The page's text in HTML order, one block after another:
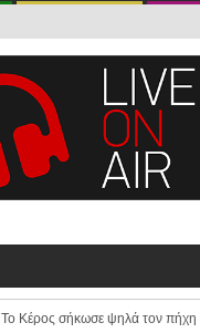
Το Κέρος σήκωσε ψηλά τον πήχη